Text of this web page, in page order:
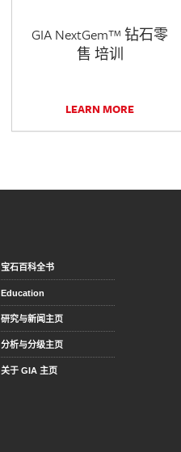
GIA NextGem™ 钻石零
售 培训
LEARN MORE
宝石百科全书
Education
研究与新闻主页
分析与分级主页
关于 GIA 主页